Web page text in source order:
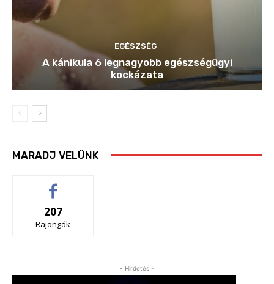
EGÉSZSÉG
A kánikula 6 legnagyobb egészségügyi
kockázata
MARADJ VELÜNK
207
Rajongók
- Hirdetés -